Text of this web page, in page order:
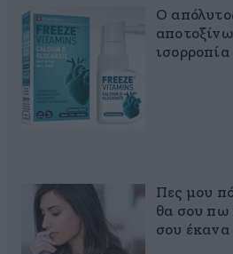
Ο
ισορροπία
Πες μου
θα σου πω
σου έκανα